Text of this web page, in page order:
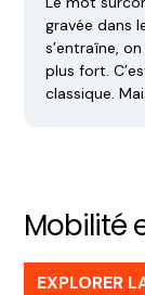
gravée dans
s’entraîne,
plus fort.
classique.
Mobilité
EXPLORER